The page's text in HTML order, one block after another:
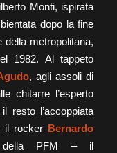
Monti, ispirata
dopo la fine
della metropolitana,
1982. Al tappeto
, agli assoli di
chitarre l’esperto
l’accoppiata
il rocker Bernardo
PFM – il